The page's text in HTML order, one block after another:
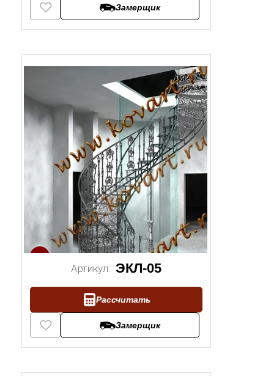
Замерщик
Артикул: ЭКЛ-05
Рассчитать
Замерщик